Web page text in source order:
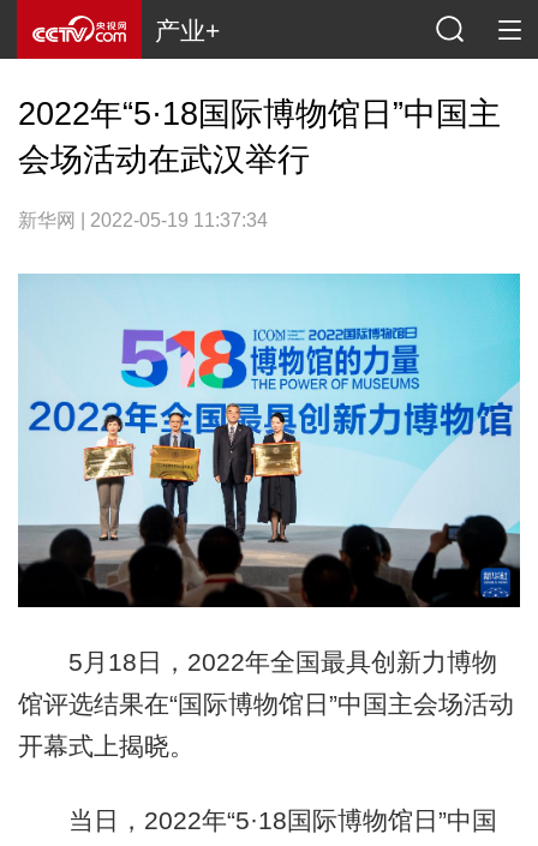
产业+
2022年“5·18国际博物馆日”中国主
会场活动在武汉举行
新华网 | 2022-05-19 11:37:34
5月18日，2022年全国最具创新力博物
馆评选结果在“国际博物馆日”中国主会场活动
开幕式上揭晓。
当日，2022年“5·18国际博物馆日”中国